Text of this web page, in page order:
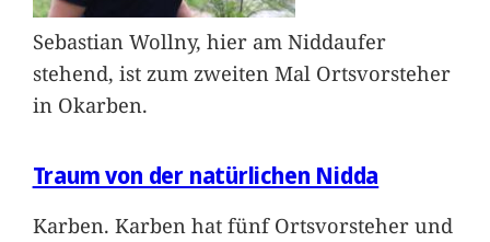
Sebastian Wollny, hier am Niddaufer
stehend, ist zum zweiten Mal Ortsvorsteher
in Okarben.
Traum von der natürlichen Nidda
Karben. Karben hat fünf Ortsvorsteher und